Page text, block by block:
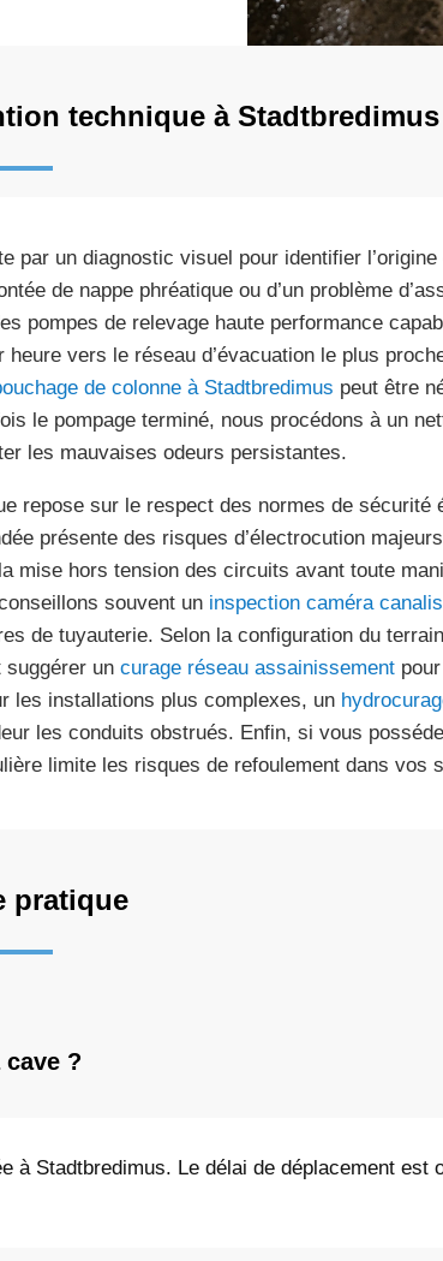
technique à
par un diagnostic visuel pour identifier l’origine
de nappe phréatique ou d’un problème
pompes de relevage haute performance
vers le réseau d’évacuation le plus
de colonne à Stadtbredimus peut être
le pompage terminé, nous procédons à un
les mauvaises odeurs persistantes.
repose sur le respect des normes de
présente des risques d’électrocution
mise hors tension des circuits avant toute
souvent un inspection caméra
de tuyauterie. Selon la configuration du
suggérer un curage réseau assainissementpour
les installations plus complexes, un
les conduits obstrués. Enfin, si vous
limite les risques de refoulement dans vos
pratique
?
à Stadtbredimus. Le délai de déplacement est